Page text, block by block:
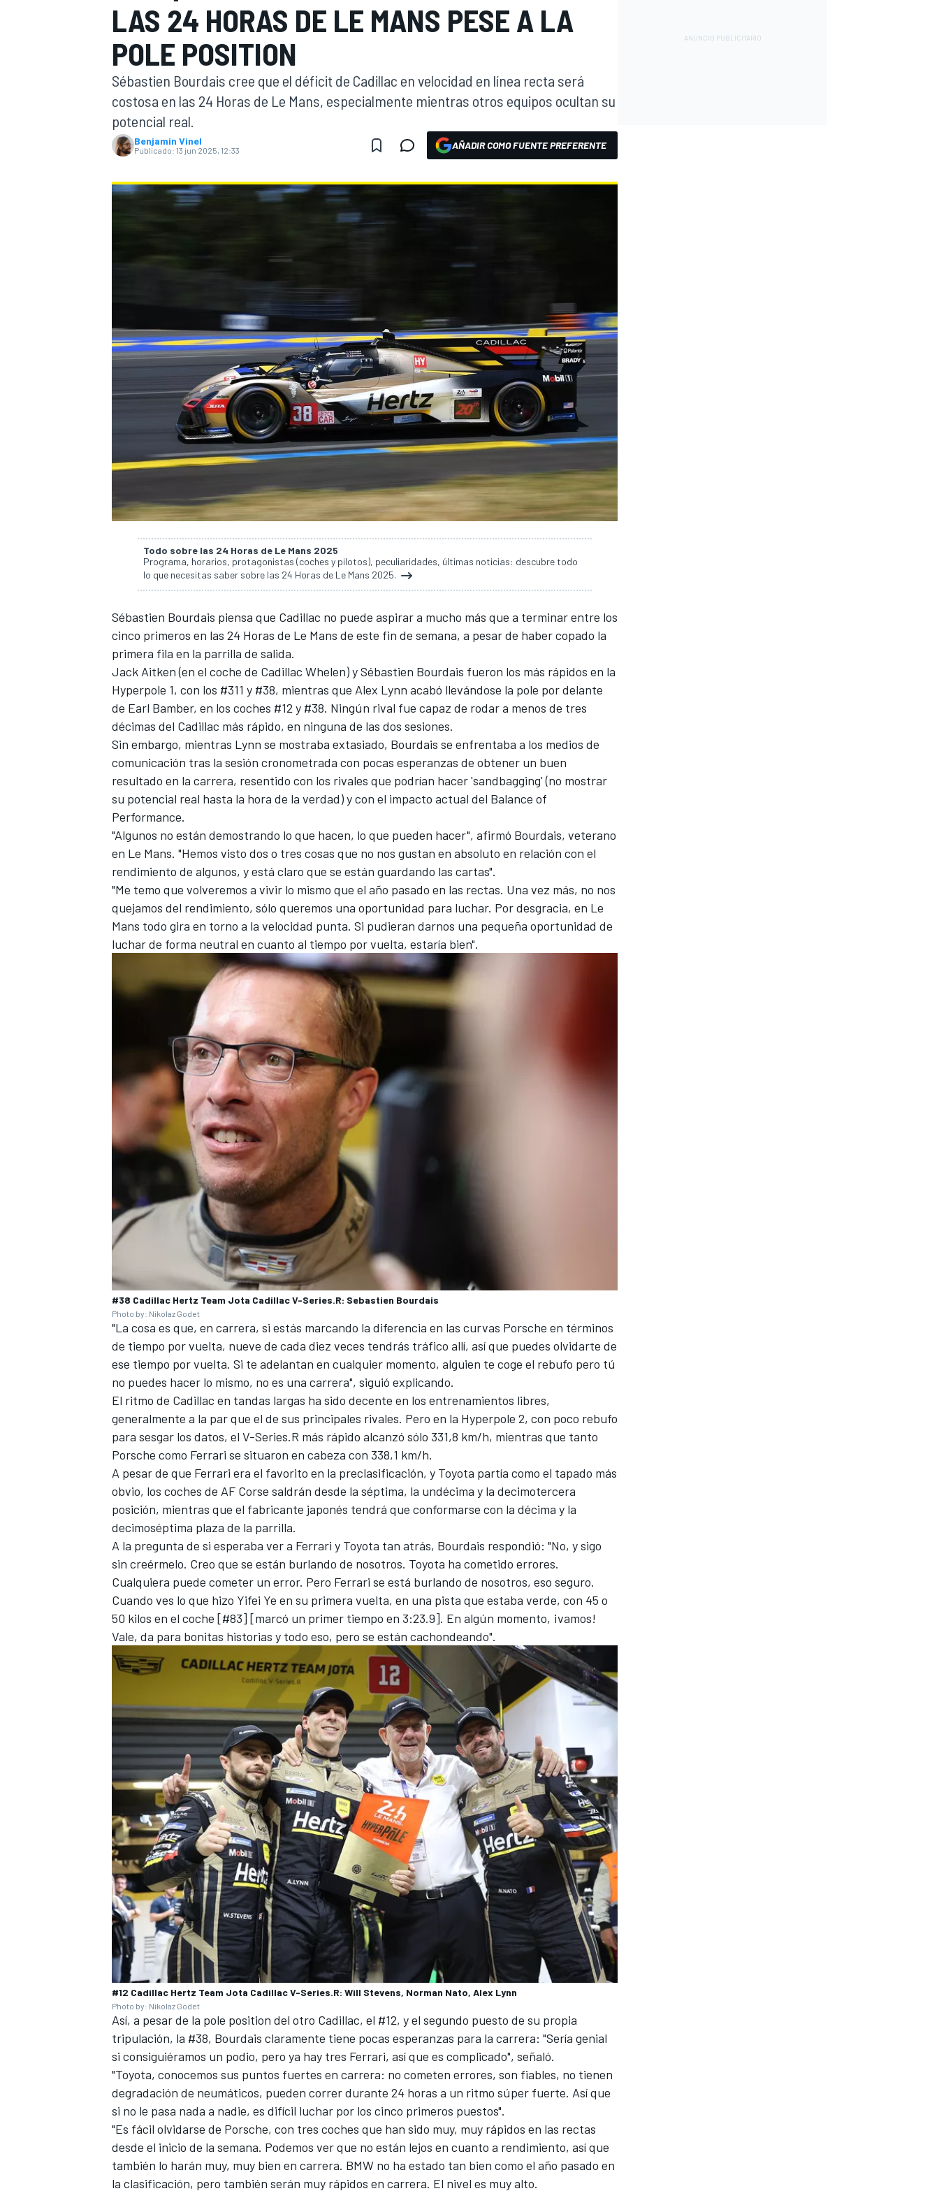
FÓRMULA E MOTO
NASCARINDYCARSPORTSCAR
LAS 24 HORAS DE LE MANS PESE A LA
POLE POSITION
Sébastien Bourdais cree que el déficit de Cadillac en velocidad en línea recta será
costosa en las 24 Horas de Le Mans, especialmente mientras otros equipos ocultan su
potencial real.
Benjamin Vinel
Publicado: 13 jun 2025, 12:33 AÑADIR COMO FUENTE PREFERENTE
Todo sobre las 24 Horas de Le Mans 2025
Programa, horarios, protagonistas (coches y pilotos), peculiaridades, últimas noticias: descubre todo
lo que necesitas saber sobre las 24 Horas de Le Mans 2025.
Sébastien Bourdais piensa que Cadillac no puede aspirar a mucho más que a terminar entre los
cinco primeros en las 24 Horas de Le Mans de este fin de semana, a pesar de haber copado la
primera fila en la parrilla de salida.
Jack Aitken (en el coche de Cadillac Whelen) y Sébastien Bourdais fueron los más rápidos en la
Hyperpole 1, con los #311 y #38, mientras que Alex Lynn acabó llevándose la pole por delante
de Earl Bamber, en los coches #12 y #38. Ningún rival fue capaz de rodar a menos de tres
décimas del Cadillac más rápido, en ninguna de las dos sesiones.
Sin embargo, mientras Lynn se mostraba extasiado, Bourdais se enfrentaba a los medios de
comunicación tras la sesión cronometrada con pocas esperanzas de obtener un buen
resultado en la carrera, resentido con los rivales que podrían hacer 'sandbagging' (no mostrar
su potencial real hasta la hora de la verdad) y con el impacto actual del Balance of
Performance.
"Algunos no están demostrando lo que hacen, lo que pueden hacer", afirmó Bourdais, veterano
en Le Mans. "Hemos visto dos o tres cosas que no nos gustan en absoluto en relación con el
rendimiento de algunos, y está claro que se están guardando las cartas".
"Me temo que volveremos a vivir lo mismo que el año pasado en las rectas. Una vez más, no nos
quejamos del rendimiento, sólo queremos una oportunidad para luchar. Por desgracia, en Le
Mans todo gira en torno a la velocidad punta. Si pudieran darnos una pequeña oportunidad de
luchar de forma neutral en cuanto al tiempo por vuelta, estaría bien".
#38 Cadillac Hertz Team Jota Cadillac V-Series.R: Sebastien Bourdais
Photo by: Nikolaz Godet
"La cosa es que, en carrera, si estás marcando la diferencia en las curvas Porsche en términos
de tiempo por vuelta, nueve de cada diez veces tendrás tráfico allí, así que puedes olvidarte de
ese tiempo por vuelta. Si te adelantan en cualquier momento, alguien te coge el rebufo pero tú
no puedes hacer lo mismo, no es una carrera", siguió explicando.
El ritmo de Cadillac en tandas largas ha sido decente en los entrenamientos libres,
generalmente a la par que el de sus principales rivales. Pero en la Hyperpole 2, con poco rebufo
para sesgar los datos, el V-Series.R más rápido alcanzó sólo 331,8 km/h, mientras que tanto
Porsche como Ferrari se situaron en cabeza con 338,1 km/h.
A pesar de que Ferrari era el favorito en la preclasificación, y Toyota partía como el tapado más
obvio, los coches de AF Corse saldrán desde la séptima, la undécima y la decimotercera
posición, mientras que el fabricante japonés tendrá que conformarse con la décima y la
decimoséptima plaza de la parrilla.
A la pregunta de si esperaba ver a Ferrari y Toyota tan atrás, Bourdais respondió: "No, y sigo
sin creérmelo. Creo que se están burlando de nosotros. Toyota ha cometido errores.
Cualquiera puede cometer un error. Pero Ferrari se está burlando de nosotros, eso seguro.
Cuando ves lo que hizo Yifei Ye en su primera vuelta, en una pista que estaba verde, con 45 o
50 kilos en el coche [#83] [marcó un primer tiempo en 3:23.9]. En algún momento, ¡vamos!
Vale, da para bonitas historias y todo eso, pero se están cachondeando".
#12 Cadillac Hertz Team Jota Cadillac V-Series.R: Will Stevens, Norman Nato, Alex Lynn
Photo by: Nikolaz Godet
Así, a pesar de la pole position del otro Cadillac, el #12, y el segundo puesto de su propia
tripulación, la #38, Bourdais claramente tiene pocas esperanzas para la carrera: "Sería genial
si consiguiéramos un podio, pero ya hay tres Ferrari, así que es complicado", señaló.
"Toyota, conocemos sus puntos fuertes en carrera: no cometen errores, son fiables, no tienen
degradación de neumáticos, pueden correr durante 24 horas a un ritmo súper fuerte. Así que
si no le pasa nada a nadie, es difícil luchar por los cinco primeros puestos".
"Es fácil olvidarse de Porsche, con tres coches que han sido muy, muy rápidos en las rectas
desde el inicio de la semana. Podemos ver que no están lejos en cuanto a rendimiento, así que
también lo harán muy, muy bien en carrera. BMW no ha estado tan bien como el año pasado en
la clasificación, pero también serán muy rápidos en carrera. El nivel es muy alto.